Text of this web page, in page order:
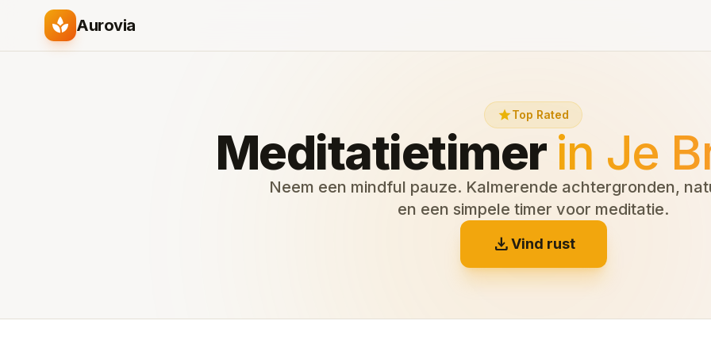
spa Aurovia
starTop Rated
Meditatietimer in Je
Neem een mindful pauze. Kalmerende achtergronden,
en een simpele timer voor meditatie.
downloadVind rust